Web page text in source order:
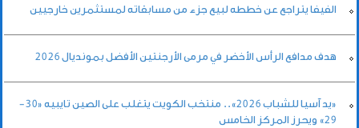
الفيفا يتراجع عن خططه لبيع جزء من مسابقاته لمستثمرين خارجيين
هدف مدافع الرأس الأخضر في مرمى الأرجنتين الأفضل بمونديال 2026
«يد آسيا للشباب 2026».. منتخب الكويت يتغلب على الصين تايبيه «30-
29» ويحرز المركز الخامس